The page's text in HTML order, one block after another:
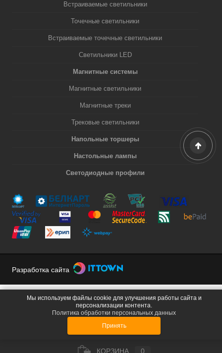
Встраиваемые светильники
Точечные светильники
Встраиваемые точечные светильники
Светильники LED
Магнитные системы
Магнитные светильники
Магнитные треки
Трековые светильники
Напольные торшеры
Настольные лампы
Светодиодные профили
Разработка сайта
КОРЗИНА 0
Мы используем файлы cookie для улучшения работы сайта и
персонализации контента.
Политика обработки персональных данных
Принять